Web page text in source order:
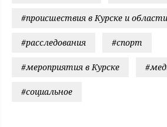
#происшествия в Курске и области
#расследования #спорт
#мероприятия в Курске
#социальное